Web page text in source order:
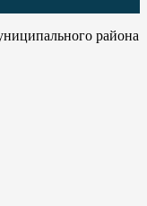
района